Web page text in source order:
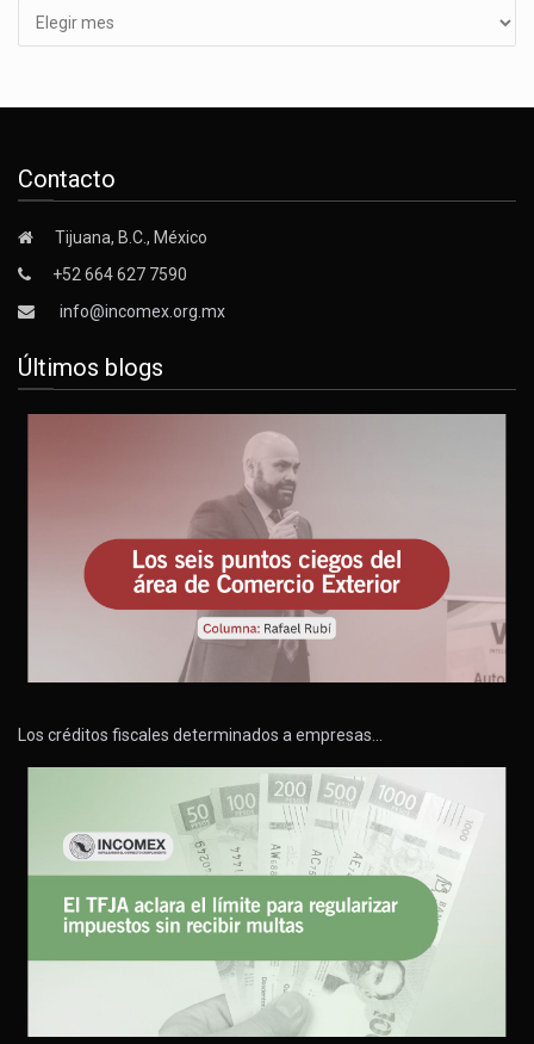
Contacto
Tijuana, B.C., México
+52 664 627 7590
info@incomex.org.mx
Últimos blogs
Los créditos fiscales determinados a empresas…